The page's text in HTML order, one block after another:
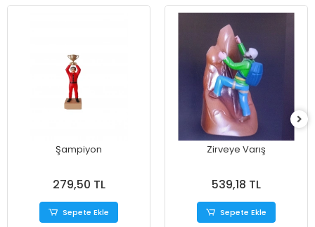
Şampiyon
279,50 TL
Sepete Ekle
Zirveye Varış
539,18 TL
Sepete Ekle